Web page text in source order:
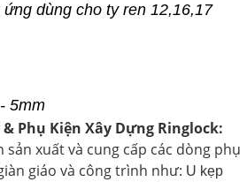
dùng cho ty ren 12,16,17
5mm
& Phụ Kiện Xây Dựng Ringlock:
sản xuất và cung cấp các dòng phụ
giáo và công trình như: U kẹp